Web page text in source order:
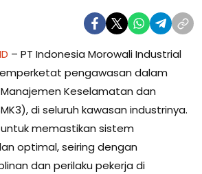
– PT Indonesia Morowali Industrial
pengawasan dalam
Keselamatan dan
di seluruh kawasan industrinya.
memastikan sistem
optimal, seiring dengan
dan perilaku pekerja di